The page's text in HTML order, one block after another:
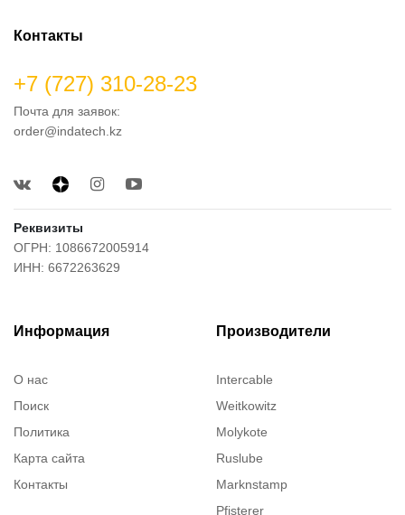
Контакты
+7 (727) 310-28-23
Почта для заявок:
order@indatech.kz
Реквизиты
ОГРН: 1086672005914
ИНН: 6672263629
Информация
О нас
Поиск
Политика
Карта сайта
Контакты
Производители
Intercable
Weitkowitz
Molykote
Ruslube
Marknstamp
Pfisterer